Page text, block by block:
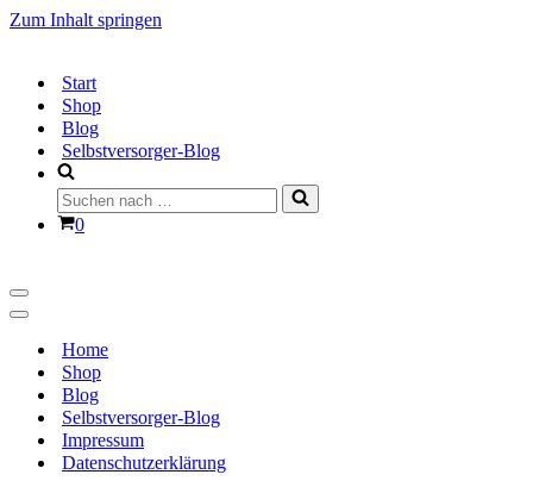
Zum Inhalt springen
Start
Shop
Blog
Selbstversorger-Blog
Suchen
nach …
Warenkorb
0
Navigationsmenü
Navigationsmenü
Home
Shop
Blog
Selbstversorger-Blog
Impressum
Datenschutzerklärung